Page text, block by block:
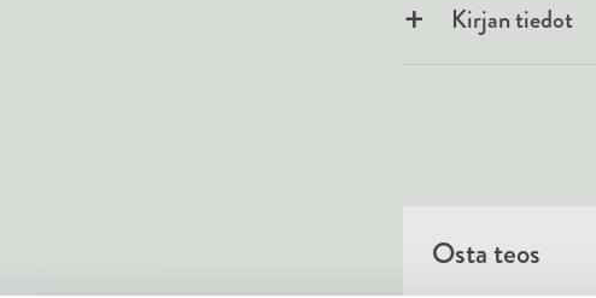
Kirjan tiedot
Osta teos